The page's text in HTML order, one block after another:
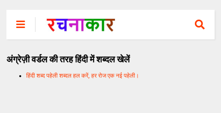
अंग्रेज़ी वर्डल की तरह हिंदी में शब्दल खेलें
हिंदी शब्द पहेली शब्दल हल करें, हर रोज एक नई पहेली।